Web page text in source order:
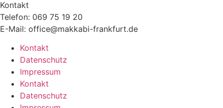
Kontakt
Telefon: 069 75 19 20
E-Mail: office@makkabi-frankfurt.de
Kontakt
Datenschutz
Impressum
Kontakt
Datenschutz